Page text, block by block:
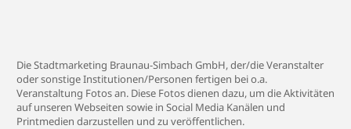
Die Stadtmarketing Braunau-Simbach GmbH, der/die Veranstalter
oder sonstige Institutionen/Personen fertigen bei o.a.
Veranstaltung Fotos an. Diese Fotos dienen dazu, um die Aktivitäten
auf unseren Webseiten sowie in Social Media Kanälen und
Printmedien darzustellen und zu veröffentlichen.